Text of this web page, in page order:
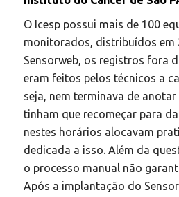
O Icesp possui mais de 100
monitorados, distribuídos em
Sensorweb, os registros fora
eram feitos pelos técnicos a
seja, nem terminava de
tinham que recomeçar para
nestes horários alocavam
dedicada a isso. Além da
o processo manual não
Após a implantação do